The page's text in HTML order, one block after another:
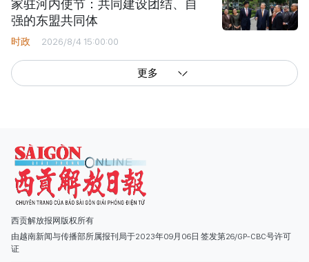
家驻河内使节：共同建设团结、自
强的东盟共同体
时政 2026/8/4 15:00:00
更多